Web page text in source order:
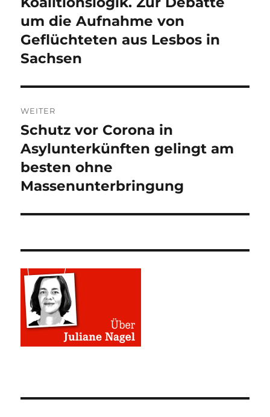
um die Aufnahme von
Geflüchteten aus Lesbos in
Sachsen
WEITER
Nächster
Beitrag:
Schutz vor Corona in
Asylunterkünften gelingt am
besten ohne
Massenunterbringung